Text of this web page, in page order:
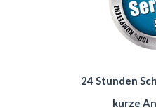
24 Stunden
kurze